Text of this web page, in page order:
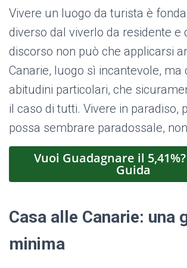
Vivere un luogo da turista è
diverso dal viverlo da residente e
discorso non può che applicarsi
Canarie, luogo sì incantevole, ma
abitudini particolari, che
il caso di tutti. Vivere in paradiso,
possa sembrare paradossale,
Vuoi Guadagnare il
Guida
Casa alle Canarie: una
minima